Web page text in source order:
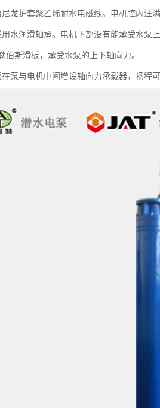
龙护套聚乙烯耐水电磁线。电机腔内注
水润滑轴承。电机下部没有能承受水泵
伯斯滑板，承受水泵的上下轴向力。
泵与电机中间增设轴向力承载器，扬程可